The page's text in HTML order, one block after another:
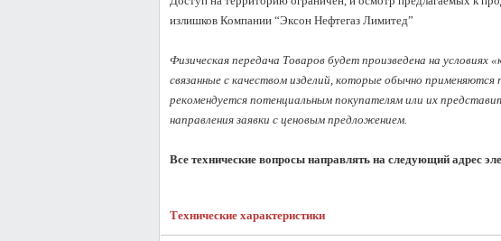
излишков Компании “Эксон Нефтегаз Лимитед”
Физическая передача Товаров будет произведена на
связанные с качеством изделий, которые обычно
рекомендуется потенциальным покупателям или их
направления заявки с ценовым предложением.
Все технические вопросы направлять на следующий адрес
Технические характеристики